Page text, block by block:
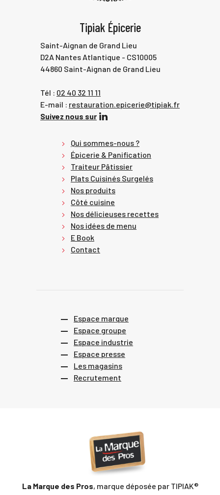
Tipiak Épicerie
Saint-Aignan de Grand Lieu
D2A Nantes Atlantique - CS10005
44860 Saint-Aignan de Grand Lieu
Tél : 02 40 32 11 11
E-mail : restauration.epicerie@tipiak.fr
Suivez nous sur
Qui sommes-nous ?
Épicerie & Panification
Traiteur Pâtissier
Plats Cuisinés Surgelés
Nos produits
Côté cuisine
Nos délicieuses recettes
Nos idées de menu
E Book
Contact
Espace marque
Espace groupe
Espace industrie
Espace presse
Les magasins
Recrutement
La Marque des Pros, marque déposée par TIPIAK®